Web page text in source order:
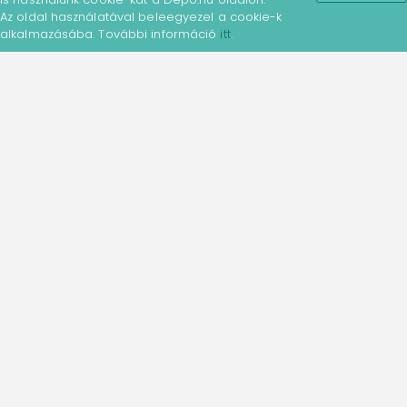
Irodaszer
Az oldal használatával beleegyezel a cookie-k
alkalmazásába. További információ itt.